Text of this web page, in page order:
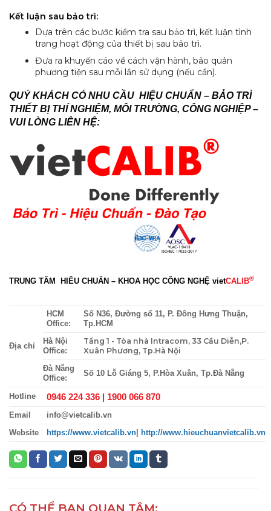
Kết luận sau bảo trì:
Dựa trên các bước kiểm tra sau bảo trì, kết luận tình
trang hoạt động của thiết bị sau bảo trì.
Đưa ra khuyến cáo về cách vận hành, bảo quản
phương tiện sau mỗi lần sử dụng (nếu cần).
QUÝ KHÁCH CÓ NHU CẦU HIỆU CHUẨN – BẢO TRÌ
THIẾT BỊ THÍ NGHIỆM, MÔI TRƯỜNG, CÔNG NGHIỆP –
VUI LÒNG LIÊN HỆ:
TRUNG TÂM HIÊU CHUẨN – KHOA HỌC CÔNG NGHỆ vietCALIB®
Địa chỉ
HCM
Office:
Số N36, Đường số 11, P. Đông Hưng Thuận,
Tp.HCM
Hà Nội
Office:
Tầng 1 - Tòa nhà Intracom, 33 Cầu Diễn,P.
Xuân Phương, Tp.Hà Nội
Đà Nẵng
Office:
Số 10 Lỗ Giáng 5, P.Hòa Xuân, Tp.Đà Nẵng
Hotline 0946 224 336 | 1900 066 870
Email info@vietcalib.vn
Website https://www.vietcalib.vn http://www.hieuchuanvietcalib.vn